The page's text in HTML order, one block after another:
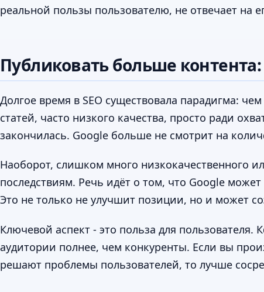
реальной пользы пользователю, не отвечает на
Публиковать больше
Долгое время в SEO существовала парадигма:
статей, часто низкого качества, просто ради
закончилась. Google больше не смотрит на
Наоборот, слишком много низкокачественного
последствиям. Речь идёт о том, что Google
Это не только не улучшит позиции, но и может
Ключевой аспект - это польза для
аудитории полнее, чем конкуренты. Если вы
решают проблемы пользователей, то лучше